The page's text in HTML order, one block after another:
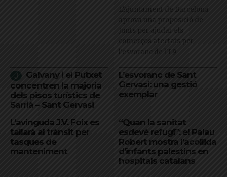
L’Ajuntament de Barcelona
aprova una proposició de
Junts per ajudar els
comerços afectats per
l'esvoranc de l'L9
Galvany i el Putxet
concentren la majoria
dels pisos turístics de
Sarrià – Sant Gervasi
L’esvoranc de Sant
Gervasi: una gestió
exemplar
L’avinguda J.V. Foix es
tallarà al trànsit per
tasques de
manteniment
“Quan la sanitat
esdevé refugi”: el Palau
Robert mostra l’acollida
d’infants palestins en
hospitals catalans